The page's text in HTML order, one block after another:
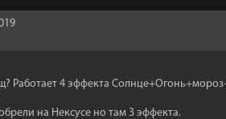
Работает 4 эффекта
на Нексусе но там 3 эффекта.